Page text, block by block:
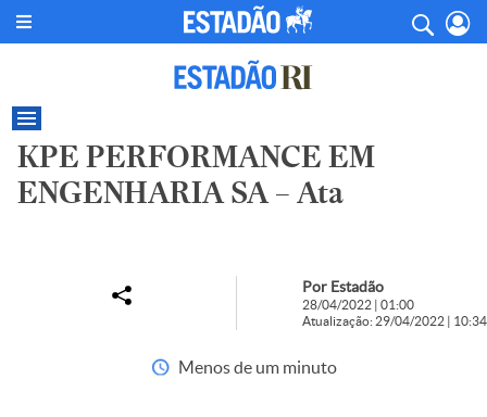
KPE PERFORMANCE EM
ENGENHARIA SA – Ata
Por Estadão
28/04/2022 | 01:00
Atualização: 29/04/2022 | 10:34
Menos de um minuto